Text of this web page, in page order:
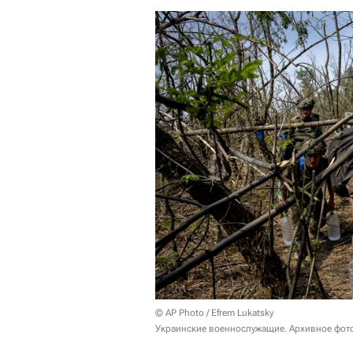
© AP Photo / Efrem Lukatsky
Украинские военнослужащие. Архивное